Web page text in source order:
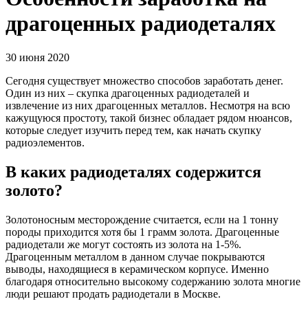
драгоценных радиодеталях
30 июня 2020
Сегодня существует множество способов заработать денег.
Один из них – скупка драгоценных радиодеталей и
извлечение из них драгоценных металлов. Несмотря на всю
кажущуюся простоту, такой бизнес обладает рядом нюансов,
которые следует изучить перед тем, как начать скупку
радиоэлементов.
В каких радиодеталях содержится
золото?
Золотоносным месторождение считается, если на 1 тонну
породы приходится хотя бы 1 грамм золота. Драгоценные
радиодетали же могут состоять из золота на 1-5%.
Драгоценным металлом в данном случае покрываются
выводы, находящиеся в керамическом корпусе. Именно
благодаря относительно высокому содержанию золота многие
люди решают продать радиодетали в Москве.